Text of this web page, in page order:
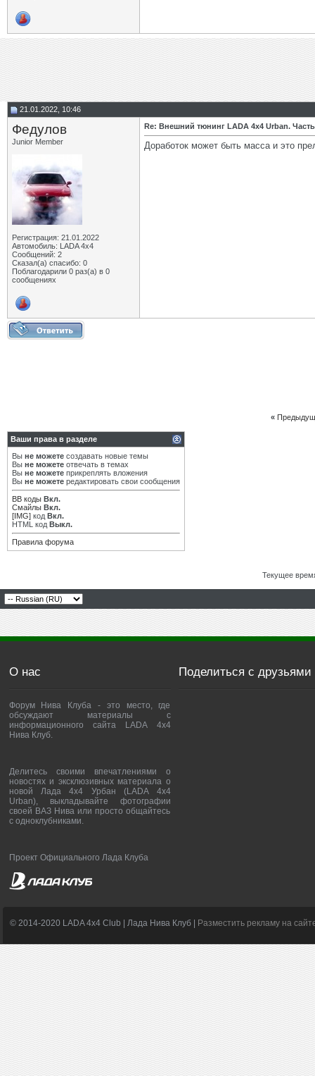
21.01.2022, 10:46
Федулов
Junior Member
Регистрация: 21.01.2022
Автомобиль: LADA 4x4
Сообщений: 2
Сказал(а) спасибо: 0
Поблагодарили 0 раз(а) в 0
сообщениях
Re: Внешний тюнинг LADA 4x4 Urban.
Доработок может быть масса и это
«
Ваши права в разделе
Вы не можете создавать новые темы
Вы не можете отвечать в темах
Вы не можете прикреплять вложения
Вы не можете редактировать свои сообщения
BB коды Вкл.
Смайлы Вкл.
[IMG] код Вкл.
HTML код Выкл.
Правила форума
Текущее
О нас
Форум Нива Клуба - это место, где
обсуждают материалы с
информационного сайта LADA 4x4
Нива Клуб.
Делитесь своими впечатлениями о
новостях и эксклюзивных материала о
новой Лада 4х4 Урбан (LADA 4x4
Urban), выкладывайте фотографии
своей ВАЗ Нива или просто общайтесь
с одноклубниками.
Проект Официального Лада Клуба
Поделиться с друзьями
© 2014-2020 LADA 4x4 Club | Лада Нива Клуб | Разместить рекламу на